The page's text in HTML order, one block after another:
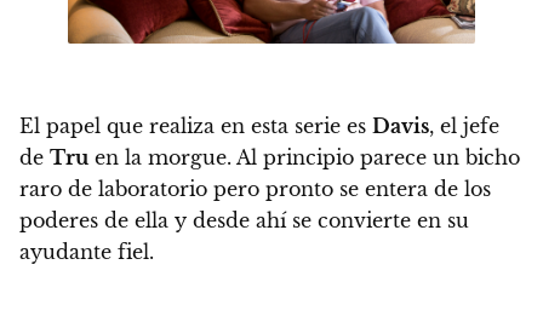
El papel que realiza en esta serie es Davis, el jefe
de Tru en la morgue. Al principio parece un bicho
raro de laboratorio pero pronto se entera de los
poderes de ella y desde ahí se convierte en su
ayudante fiel.